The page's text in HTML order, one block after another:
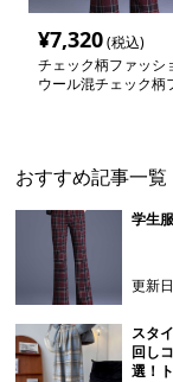
¥7,320(税込)
チェック柄ファッシ
ウール混チェック柄
おすすめ記事一覧
学生
更新
スタ
回し
選！